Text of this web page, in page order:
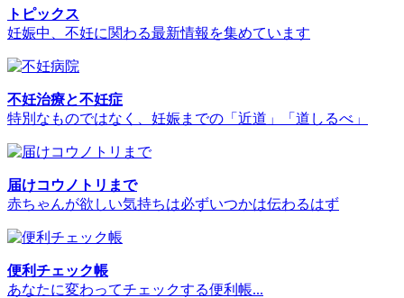
トピックス
妊娠中、不妊に関わる最新情報を集めています
不妊治療と不妊症
特別なものではなく、妊娠までの「近道」「道しるべ」
届けコウノトリまで
赤ちゃんが欲しい気持ちは必ずいつかは伝わるはず
便利チェック帳
あなたに変わってチェックする便利帳...